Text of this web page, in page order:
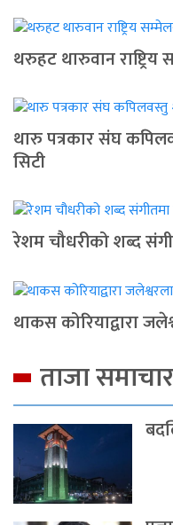
थरुहट थारुवान
थारु पत्रकार संघ
सिटी
रेशम चौधरीको शब्द
थाकस कोरियाद्वारा
ताजा समाचार